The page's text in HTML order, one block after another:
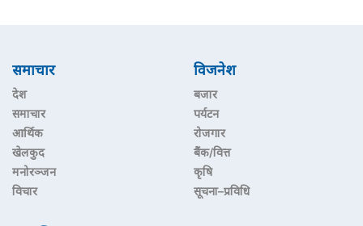
समाचार
देश
समाचार
आर्थिक
खेलकुद
मनोरञ्जन
विचार
विजनेश
बजार
पर्यटन
रोजगार
बैंक/वित्त
कृषि
सूचना–प्रविधि